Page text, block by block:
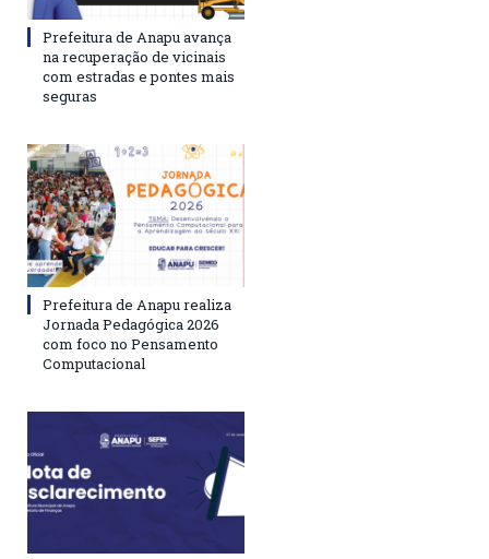
Prefeitura de Anapu avança
na recuperação de vicinais
com estradas e pontes mais
seguras
Prefeitura de Anapu realiza
Jornada Pedagógica 2026
com foco no Pensamento
Computacional